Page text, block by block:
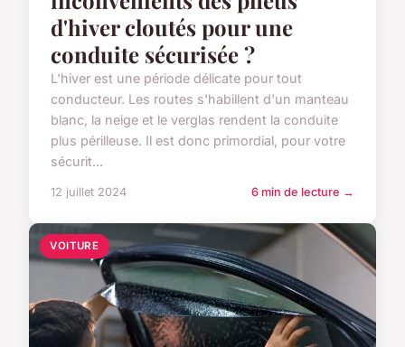
d'hiver cloutés pour une
conduite sécurisée ?
L'hiver est une période délicate pour tout
conducteur. Les routes s'habillent d'un manteau
blanc, la neige et le verglas rendent la conduite
plus périlleuse. Il est donc primordial, pour votre
sécurit...
12 juillet 2024 6 min de lecture →
VOITURE